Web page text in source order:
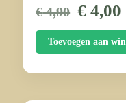
€4,90
prijs
was:
€ 4,90.
€ 4,00
Toevoegen aan